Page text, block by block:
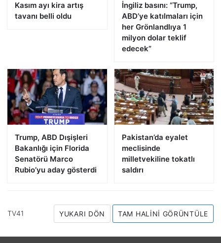
Kasım ayı kira artış
tavanı belli oldu
İngiliz basını: “Trump,
ABD’ye katılmaları için
her Grönlandlıya 1
milyon dolar teklif
edecek”
Trump, ABD Dışişleri
Bakanlığı için Florida
Senatörü Marco
Rubio’yu aday gösterdi
Pakistan’da eyalet
meclisinde
milletvekiline tokatlı
saldırı
TV41 YUKARI DÖN TAM HALINI GÖRÜNTÜLE